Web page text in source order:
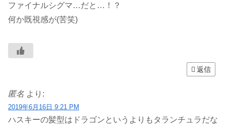
ファイナルシグマ…だと…！？
何か既視感が(苦笑)
返信
匿名 より:
2019年6月16日 9:21 PM
ハスキーの髪型はドラゴンというよりもタランチュラだな